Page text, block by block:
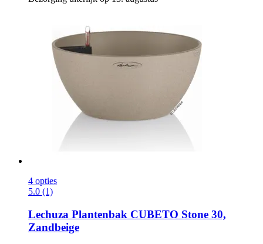
4 opties
5.0 (1)
Lechuza Plantenbak CUBETO Stone 30,
Zandbeige